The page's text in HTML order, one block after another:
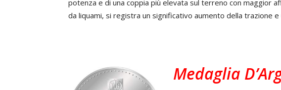
potenza e di una coppia più elevata sul terreno con maggior
da liquami, si registra un significativo aumento della trazione
Medaglia